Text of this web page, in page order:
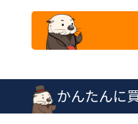
かんたんに